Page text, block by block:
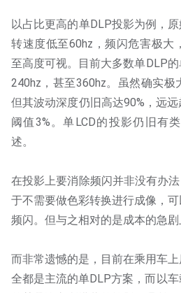
以占比更高的单DLP投影为例，
转速度低至60hz，频闪危害极大
至高度可视。目前大多数单DLP
240hz，甚至360hz。虽然确实极
但其波动深度仍旧高达90%，远
阈值3%。单LCD的投影仍旧有
述。
在投影上要消除频闪并非没有办
于不需要做色彩转换进行成像，
频闪。但与之相对的是成本的急剧
而非常遗憾的是，目前在乘用车
全都是主流的单DLP方案，而以